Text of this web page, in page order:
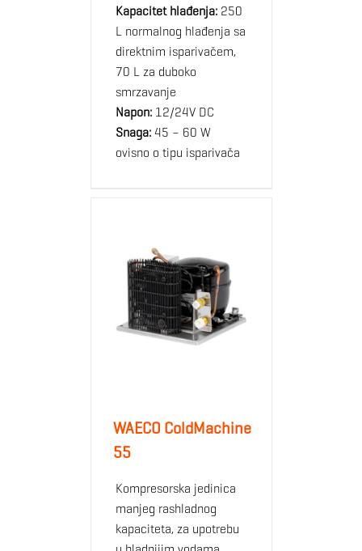
Kapacitet hlađenja:250
L normalnog hlađenja sa
direktnim isparivačem,
70 L za duboko
smrzavanje
Napon:12/24V DC
Snaga:45 – 60 W
ovisno o tipu isparivača
WAECO ColdMachine
55
Kompresorska jedinica
manjeg rashladnog
kapaciteta, za upotrebu